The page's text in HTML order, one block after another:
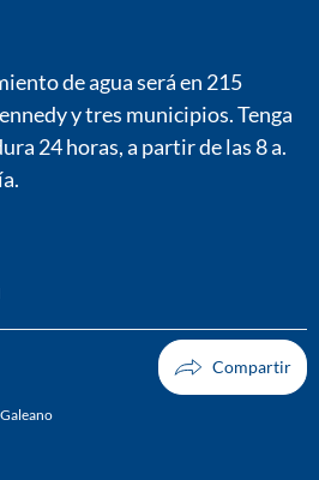
de agua será en 215
y tres municipios. Tenga
24 horas, a partir de las 8 a.